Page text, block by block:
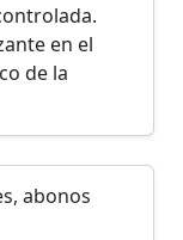
en el
de la
abonos